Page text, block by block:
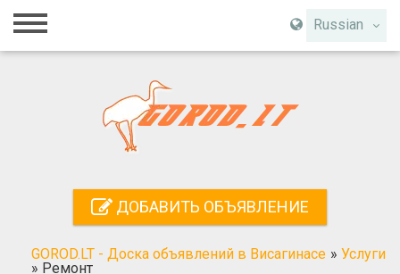
Russian
Главная
Регистрация
Поиск
ДОБАВИТЬ ОБЪЯВЛЕНИЕ
GOROD.LT - Доска объявлений в Висагинасе » Услуги
» Ремонт